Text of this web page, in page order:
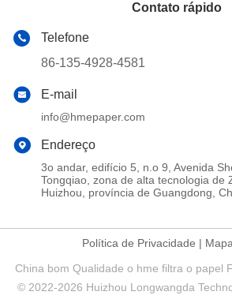
Contato rápido
Telefone
86-135-4928-4581
E-mail
info@hmepaper.com
Endereço
3o andar, edifício 5, n.o 9, Avenida
Tongqiao, zona de alta tecnologia de
Huizhou, província de Guangdong,
Política de Privacidade |
China bom Qualidade o hme filtra o papel
© 2022-2026 Huizhou Longwangda